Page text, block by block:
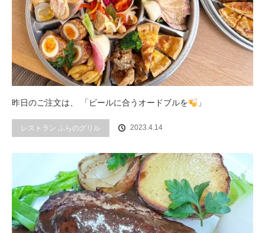
昨日のご注文は、 「ビールに合うオードブルを 」
レストラン ふらのグリル 2023.4.14